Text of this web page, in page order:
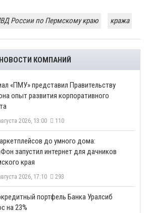
России по Пермскому краю кража
НОВОСТИ КОМПАНИЙ
«ПМУ» представил Правительству
опыт развития корпоративного
2026, 13:00 110
до умного дома:
запустил интернет для дачников
края
2026, 17:10 293
портфель Банка Уралсиб
на 23%